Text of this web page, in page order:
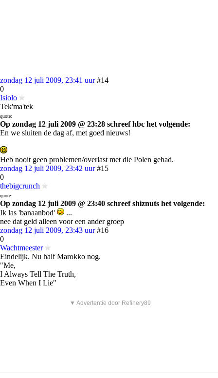
zondag 12 juli 2009, 23:41 uur #14
0
Isiolo
Tek'ma'tek
quote:
Op zondag 12 juli 2009 @ 23:28 schreef hbc het volgende:
En we sluiten de dag af, met goed nieuws!
Heb nooit geen problemen/overlast met die Polen gehad.
zondag 12 juli 2009, 23:42 uur #15
0
thebigcrunch
quote:
Op zondag 12 juli 2009 @ 23:40 schreef shiznuts het volgende:
Ik las 'banaanbod'
...
nee dat geld alleen voor een ander groep
zondag 12 juli 2009, 23:43 uur #16
0
Wachtmeester
Eindelijk. Nu half Marokko nog.
"Me,
I Always Tell The Truth,
Even When I Lie"
▼ Advertentie door Refinery89